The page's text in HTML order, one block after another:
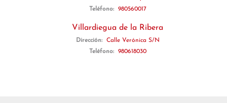
Teléfono:
980560017
Villardiegua de la Ribera
Dirección:
Calle Verónica S/N
Teléfono:
980618030